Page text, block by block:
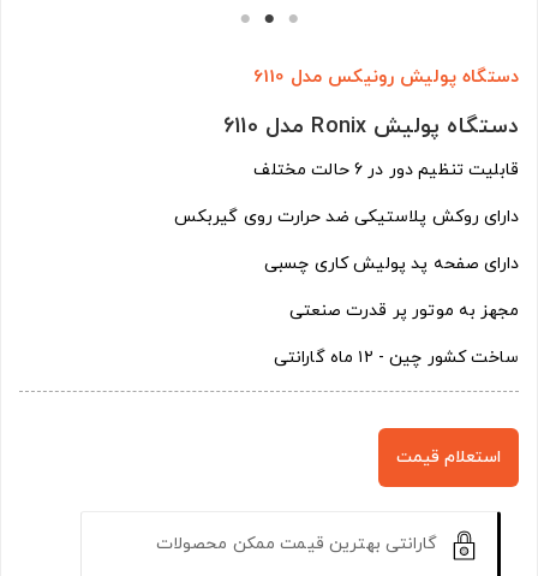
دستگاه پولیش رونیکس مدل 6110
دستگاه پولیش Ronix مدل 6110
قابلیت تنظیم دور در 6 حالت مختلف
دارای روکش پلاستیکی ضد حرارت روی گیربکس
دارای صفحه پد پولیش کاری چسبی
مجهز به موتور پر قدرت صنعتی
ساخت کشور چین - ۱۲ ماه گارانتی
استعلام قیمت
گارانتی بهترین قیمت ممکن محصولات